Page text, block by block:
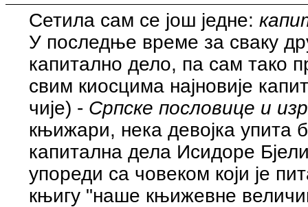
Сетила сам се још једне:
У последње време за сваку
капитално дело, па сам тако
свим киосцима најновије
чије) - Српске пословице и
књижари, нека девојка упита
капитална дела Исидоре
упореди са човеком који је
књигу "наше књижевне